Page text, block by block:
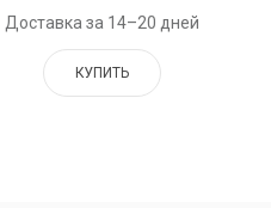
Доставка за 14–20 дней
КУПИТЬ